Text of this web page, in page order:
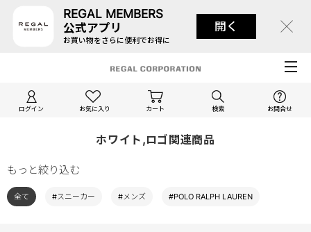
REGAL MEMBERS
公式アプリ
お買い物をさらに便利でお得に
開く
ログイン お気に入り カート 検索 お問合せ
ホワイト,ロゴ関連商品
もっと絞り込む
全て #スニーカー #メンズ #POLO RALPH LAUREN